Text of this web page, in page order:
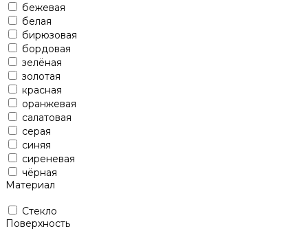
бежевая
белая
бирюзовая
бордовая
зелёная
золотая
красная
оранжевая
салатовая
серая
синяя
сиреневая
чёрная
Материал
Стекло
Поверхность